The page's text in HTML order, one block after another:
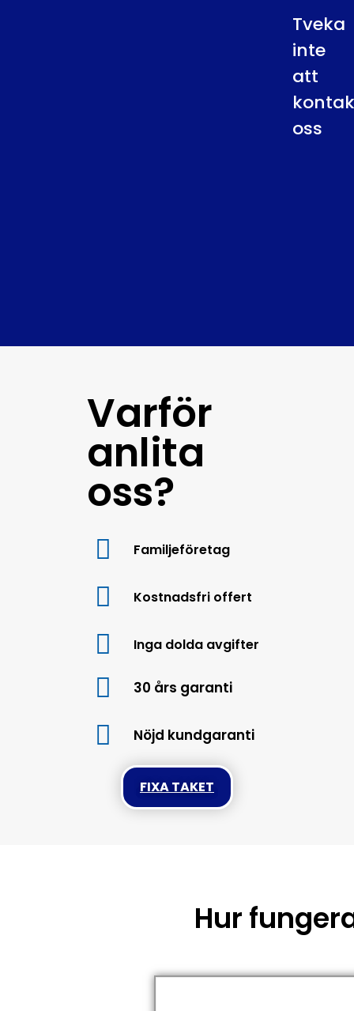
Tveka
inte
att
oss
Varför
anlita
oss?
Familjeföretag
Kostnadsfri offert
Inga dolda avgifter
30 års garanti
Nöjd kundgaranti
FIXA TAKET
Hur